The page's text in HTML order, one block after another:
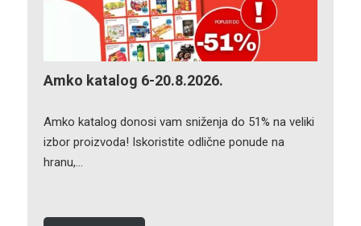
Amko katalog 6-20.8.2026.
Amko katalog donosi vam sniženja do 51% na veliki
izbor proizvoda! Iskoristite odlične ponude na
hranu,…